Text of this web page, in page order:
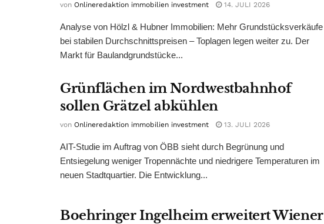
von Onlineredaktion immobilien investment 14. JULI 2026
Analyse von Hölzl & Hubner Immobilien: Mehr Grundstücksverkäufe
bei stabilen Durchschnittspreisen – Toplagen legen weiter zu. Der
Markt für Baulandgrundstücke...
Grünflächen im Nordwestbahnhof
sollen Grätzel abkühlen
von Onlineredaktion immobilien investment 13. JULI 2026
AIT-Studie im Auftrag von ÖBB sieht durch Begrünung und
Entsiegelung weniger Tropennächte und niedrigere Temperaturen im
neuen Stadtquartier. Die Entwicklung...
Boehringer Ingelheim erweitert Wiener